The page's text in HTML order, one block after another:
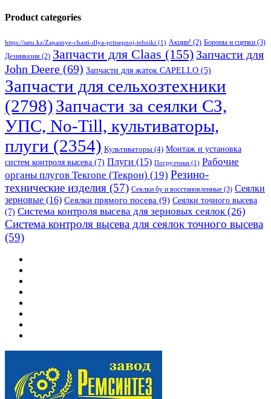
Product categories
https://satu.kz/Zapasnye-chasti-dlya-pritsepnoj-tehniki (1) Акции! (2) Бороны и сцепки (3)
Дезинвазия (2) Запчасти для Claas (155) Запчасти для
John Deere (69) Запчасти для жаток CAPELLO (5)
Запчасти для сельхозтехники
(2798)Запчасти за сеялки СЗ,
УПС, No-Till, культиваторы,
плуги (2354) Культиваторы (4) Монтаж и установка
систем контроля высева (7) Плуги (15) Погрузчики (1) Рабочие
органы плугов Текrоne (Текрон) (19) Резино-
технические изделия (57) Сеялки бу и восстановленные (3) Сеялки
зерновые (16) Сеялки прямого посева (9) Сеялки точного высева
(7) Система контроля высева для зерновых сеялок (26)
Система контроля высева для сеялок точного высева
(59)